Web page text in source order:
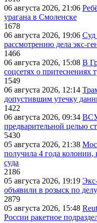
06 августа 2026, 21:06
урагана в Смоленске
1678
06 августа 2026, 19:06 Суд
рассмотрению дела экс-
1466
06 августа 2026, 15:08 В
соцсетях о притеснениях
1549
06 августа 2026, 12:14
допустившим утечку
1422
06 августа 2026, 09:34 ВСУ
предварительной целью
5430
05 августа 2026, 21:38
получила 4 года
суда
2186
05 августа 2026, 19:19
объявили в розыск по
2879
05 августа 2026, 15:48
России ракетное